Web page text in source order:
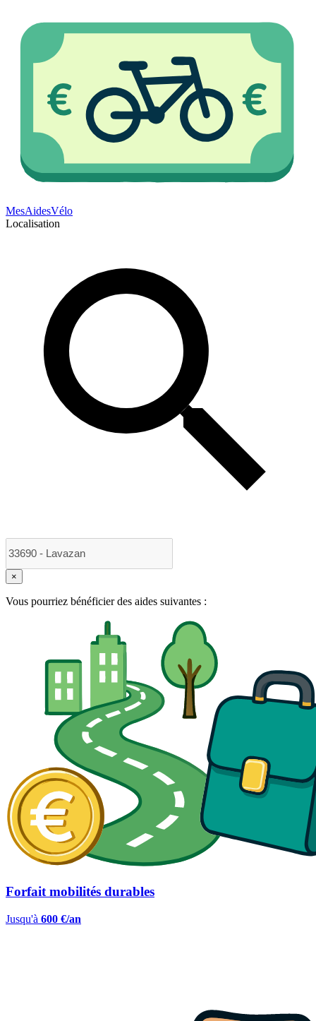
MesAidesVélo
Localisation
×
Vous pourriez bénéficier des aides suivantes :
Forfait mobilités durables
Jusqu'à 600 €/an